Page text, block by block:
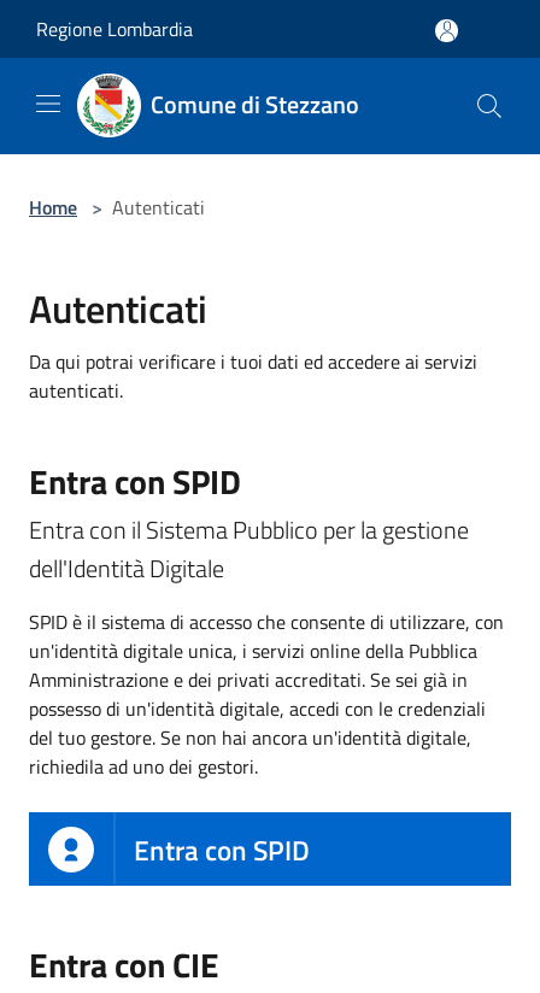
Regione Lombardia
Comune di Stezzano
Home > Autenticati
Autenticati
Da qui potrai verificare i tuoi dati ed accedere ai servizi
autenticati.
Entra con SPID
Entra con il Sistema Pubblico per la gestione
dell'Identità Digitale
SPID è il sistema di accesso che consente di utilizzare, con
un'identità digitale unica, i servizi online della Pubblica
Amministrazione e dei privati accreditati. Se sei già in
possesso di un'identità digitale, accedi con le credenziali
del tuo gestore. Se non hai ancora un'identità digitale,
richiedila ad uno dei gestori.
Entra con SPID
Entra con CIE